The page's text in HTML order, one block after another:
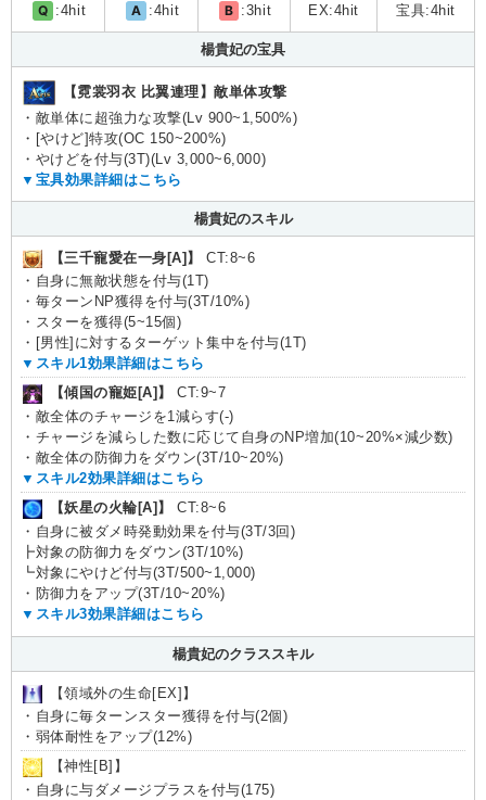
Q :4hit A :4hit B :3hit EX:4hit 宝具:4hit
楊貴妃の宝具
【霓裳羽衣 比翼連理】敵単体攻撃
・敵単体に超強力な攻撃(Lv 900~1,500%)
・[やけど]特攻(OC 150~200%)
・やけどを付与(3T)(Lv 3,000~6,000)
▼宝具効果詳細はこちら
楊貴妃のスキル
【三千寵愛在一身[A]】
CT:8~6
・自身に無敵状態を付与(1T)
・毎ターンNP獲得を付与(3T/10%)
・スターを獲得(5~15個)
・[男性]に対するターゲット集中を付与(1T)
▼スキル1効果詳細はこちら
【傾国の寵姫[A]】
CT:9~7
・敵全体のチャージを1減らす(-)
・チャージを減らした数に応じて自身のNP増加(10~20%×減少数)
・敵全体の防御力をダウン(3T/10~20%)
▼スキル2効果詳細はこちら
【妖星の火輪[A]】
CT:8~6
・自身に被ダメ時発動効果を付与(3T/3回)
┣対象の防御力をダウン(3T/10%)
┗対象にやけど付与(3T/500~1,000)
・防御力をアップ(3T/10~20%)
▼スキル3効果詳細はこちら
楊貴妃のクラススキル
【領域外の生命[EX]】
・自身に毎ターンスター獲得を付与(2個)
・弱体耐性をアップ(12%)
【神性[B]】
・自身に与ダメージプラスを付与(175)